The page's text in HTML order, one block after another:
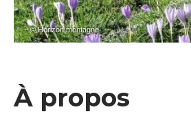
– © Horizon montagne
À propos